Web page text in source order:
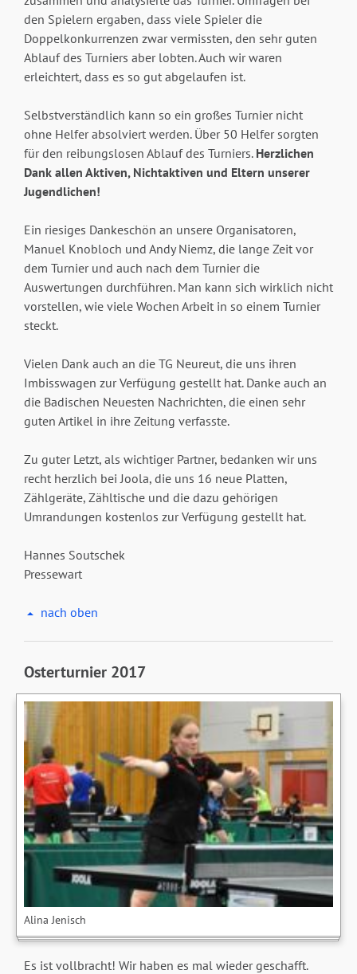
den Spielern ergaben, dass viele Spieler die
Doppelkonkurrenzen zwar vermissten, den sehr guten
Ablauf des Turniers aber lobten. Auch wir waren
erleichtert, dass es so gut abgelaufen ist.
Selbstverständlich kann so ein großes Turnier nicht
ohne Helfer absolviert werden. Über 50 Helfer sorgten
für den reibungslosen Ablauf des Turniers. Herzlichen
Dank allen Aktiven, Nichtaktiven und Eltern unserer
Jugendlichen!
Ein riesiges Dankeschön an unsere Organisatoren,
Manuel Knobloch und Andy Niemz, die lange Zeit vor
dem Turnier und auch nach dem Turnier die
Auswertungen durchführen. Man kann sich wirklich nicht
vorstellen, wie viele Wochen Arbeit in so einem Turnier
steckt.
Vielen Dank auch an die TG Neureut, die uns ihren
Imbisswagen zur Verfügung gestellt hat. Danke auch an
die Badischen Neuesten Nachrichten, die einen sehr
guten Artikel in ihre Zeitung verfasste.
Zu guter Letzt, als wichtiger Partner, bedanken wir uns
recht herzlich bei Joola, die uns 16 neue Platten,
Zählgeräte, Zähltische und die dazu gehörigen
Umrandungen kostenlos zur Verfügung gestellt hat.
Hannes Soutschek
Pressewart
nach oben
Osterturnier 2017
Alina Jenisch
Es ist vollbracht! Wir haben es mal wieder geschafft.